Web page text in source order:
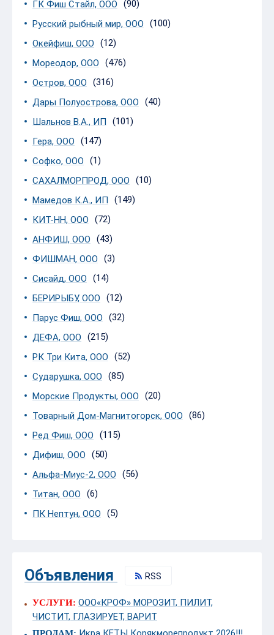
ГК Фиш Стайл, ООО
(90)
Русский рыбный мир, ООО
(100)
Окейфиш, ООО
(12)
Мореодор, ООО
(476)
Остров, ООО
(316)
Дары Полуострова, ООО
(40)
Шальнов В.А., ИП
(101)
Гера, ООО
(147)
Софко, ООО
(1)
САХАЛМОРПРОД, ООО
(10)
Мамедов К.А., ИП
(149)
КИТ-НН, ООО
(72)
АНФИШ, ООО
(43)
ФИШМАН, ООО
(3)
Сисайд, ООО
(14)
БЕРИРЫБУ, ООО
(12)
Парус Фиш, ООО
(32)
ДЕФА, ООО
(215)
РК Три Кита, ООО
(52)
Сударушка, ООО
(85)
Морские Продукты, ООО
(20)
Товарный Дом-Магнитогорск, ООО
(86)
Ред Фиш, ООО
(115)
Дифиш, ООО
(50)
Альфа-Миус-2, ООО
(56)
Титан, ООО
(6)
ПК Нептун, ООО
(5)
Объявления RSS
УСЛУГИ: ООО«КРОФ» МОРОЗИТ, ПИЛИТ,
ЧИСТИТ, ГЛАЗИРУЕТ, ВАРИТ